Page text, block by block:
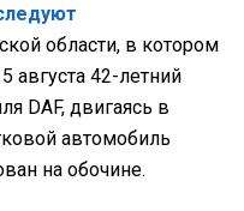
области, в котором
августа 42-летний
DAF, двигаясь в
автомобиль
на обочине.